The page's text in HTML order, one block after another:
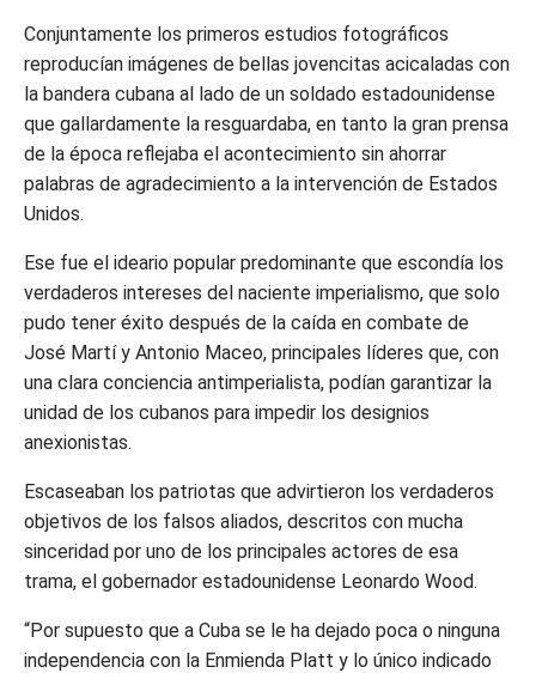
Conjuntamente los primeros estudios fotográficos
reproducían imágenes de bellas jovencitas acicaladas con
la bandera cubana al lado de un soldado estadounidense
que gallardamente la resguardaba, en tanto la gran prensa
de la época reflejaba el acontecimiento sin ahorrar
palabras de agradecimiento a la intervención de Estados
Unidos.
Ese fue el ideario popular predominante que escondía los
verdaderos intereses del naciente imperialismo, que solo
pudo tener éxito después de la caída en combate de
José Martí y Antonio Maceo, principales líderes que, con
una clara conciencia antimperialista, podían garantizar la
unidad de los cubanos para impedir los designios
anexionistas.
Escaseaban los patriotas que advirtieron los verdaderos
objetivos de los falsos aliados, descritos con mucha
sinceridad por uno de los principales actores de esa
trama, el gobernador estadounidense Leonardo Wood.
“Por supuesto que a Cuba se le ha dejado poca o ninguna
independencia con la Enmienda Platt y lo único indicado